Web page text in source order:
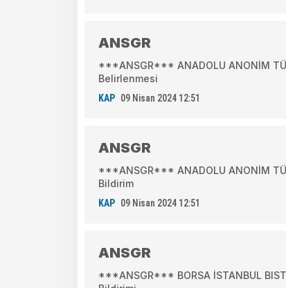
ANSGR
***ANSGR*** ANADOLU ANONİM
Belirlenmesi
KAP 09 Nisan 2024 12:51
ANSGR
***ANSGR*** ANADOLU ANONİM
Bildirim
KAP 09 Nisan 2024 12:51
ANSGR
***ANSGR*** BORSA İSTANBUL